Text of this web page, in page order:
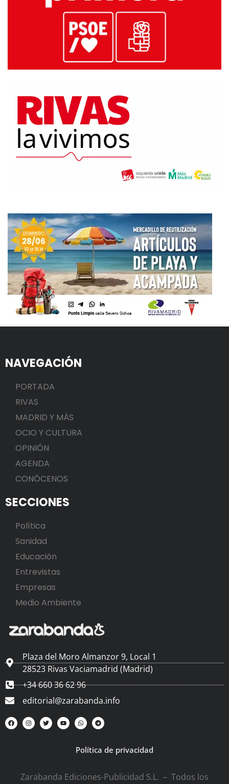
NAVEGACIÓN
PORTADA
RIVAS
MADRID Y MÁS
OCIO Y CULTURA
OPINIÓN
AGENDA
CONÓCENOS
SECCIONES
Política
Sanidad
Educación
Entrevistas
Empresas
Medio Ambiente
Plaza del Moro Almanzor 9, Local 1
28523 Rivas Vaciamadrid (Madrid)
+34 660 36 62 96
editorial@zarabanda.info
Política de privacidad
Zarabanda Ediciones-Publicidad S.L. – Todos los